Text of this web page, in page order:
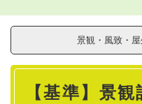
景観・風致・
本
【基準】景